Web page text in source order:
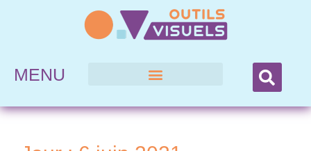
MENU